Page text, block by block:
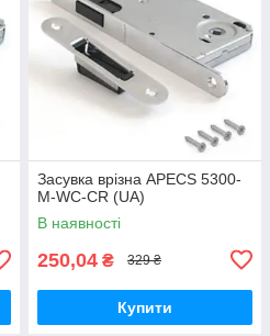
Засувка врізна APECS 5300-
M-WC-CR (UA)
В наявності
250,04 ₴ 329 ₴
Купити